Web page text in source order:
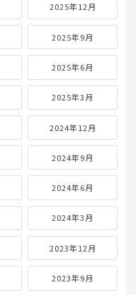
2025年12月
2025年9月
2025年6月
2025年3月
2024年12月
2024年9月
2024年6月
2024年3月
2023年12月
2023年9月